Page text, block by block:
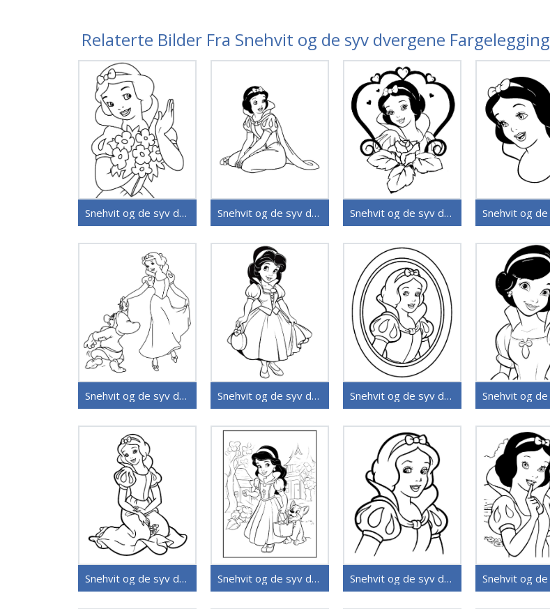
Relaterte Bilder Fra Snehvit og de syv dvergene Fargelegging
Snehvit og de syv dvergene (39) Snehvit og de syv dvergene (40) Snehvit og de syv dvergene (38)
Snehvit og de syv dvergene (34) Snehvit og de syv dvergene (33) Snehvit og de syv dvergene (32)
Snehvit og de syv dvergene (29) Snehvit og de syv dvergene (27) Snehvit og de syv dvergene (26)